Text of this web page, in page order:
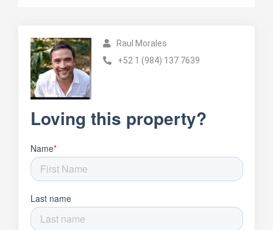
Raul Morales
+52 1 (984) 137 7639